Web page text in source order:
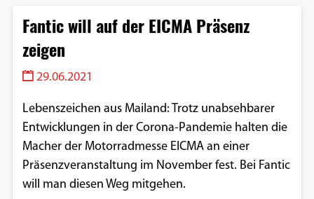
Fantic will auf der EICMA Präsenz
zeigen
29.06.2021
Lebenszeichen aus Mailand: Trotz unabsehbarer
Entwicklungen in der Corona-Pandemie halten die
Macher der Motorradmesse EICMA an einer
Präsenzveranstaltung im November fest. Bei Fantic
will man diesen Weg mitgehen.